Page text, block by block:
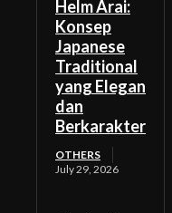
Helm Arai:
Konsep
Japanese
Traditional
yang Elegan
dan
Berkarakter
OTHERS
July 29, 2026